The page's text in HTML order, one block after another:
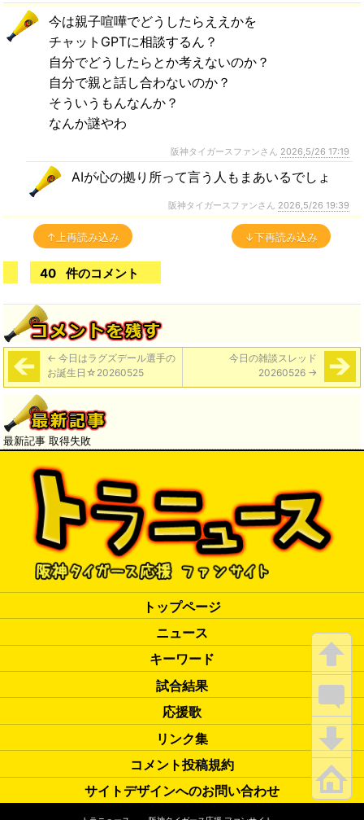
今は親子喧嘩でどうしたらええかを
チャットGPTに相談するん？
自分でどうしたらとか考えないのか？
自分で親と話し合わないのか？
そういうもんなんか？
なんか謎やわ
阪神タイガースファンさん 2026,5/26 17:19
AIが心の拠り所って言う人もまあいるでしょ
阪神タイガースファンさん 2026,5/26 19:39
↑上再読み込み ↓下再読み込み
40 件のコメント
← 今日はラグズデール選手の
お誕生日☆20260525
今日の雑談スレッド
20260526 →
最新記事 取得失敗
トップページ
ニュース
キーワード
試合結果
応援歌
リンク集
コメント投稿規約
サイトデザインへのお問い合わせ